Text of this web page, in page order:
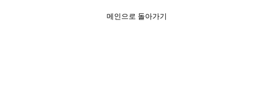
메인으로 돌아가기